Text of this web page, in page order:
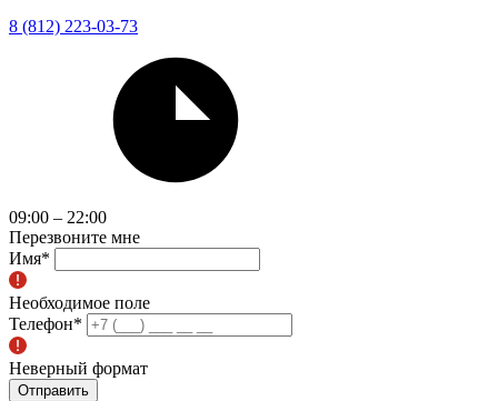
8 (812) 223-03-73
09:00 – 22:00
Перезвоните мне
Имя*
Необходимое поле
Телефон*
Неверный формат
Отправить